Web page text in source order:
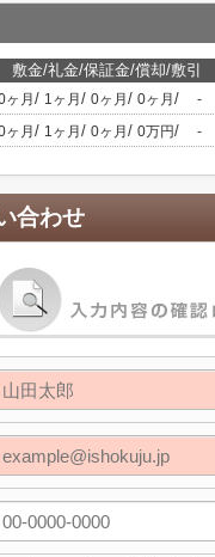
敷金/礼金/保証金/償却/敷引
ヶ月 / 1ヶ月 / 0ヶ月 / 0ヶ月 / -
ヶ月 / 1ヶ月 / 0ヶ月 / 0万円/ -
合わせ